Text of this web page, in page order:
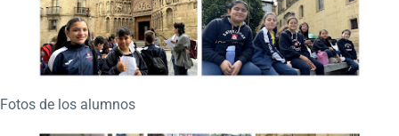
Fotos de los alumnos